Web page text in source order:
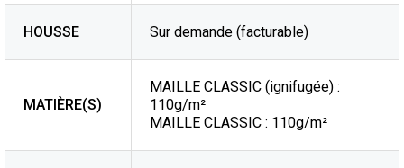
HOUSSE Sur demande (facturable)
MATIÈRE(S)
MAILLE CLASSIC (ignifugée) :
110g/m²
MAILLE CLASSIC : 110g/m²